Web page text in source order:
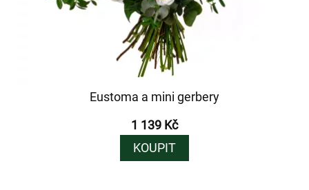
Eustoma a mini gerbery
1 139 Kč
KOUPIT